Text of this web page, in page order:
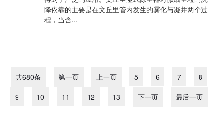
降依靠的主要是在文丘里管内发生的雾化与凝并两个过
程，当含...
共680条 第一页 上一页 5 6 7 8
9 10 11 12 13 下一页 最后一页